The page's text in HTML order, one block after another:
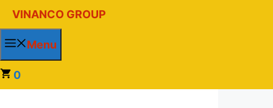
đến
nội
VINANCO GROUP
Menu
0